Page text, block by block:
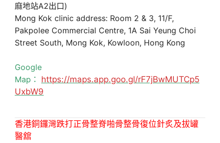
麻地站A2出口)
Mong Kok clinic address: Room 2 & 3, 11/F,
Pakpolee Commercial Centre, 1A Sai Yeung Choi
Street South, Mong Kok, Kowloon, Hong Kong
Google
Map： https://maps.app.goo.gl/rF7jBwMUTCp5
UxbW9
香港銅鑼灣跌打正骨整脊啪骨整骨復位針炙及拔罐
醫舘